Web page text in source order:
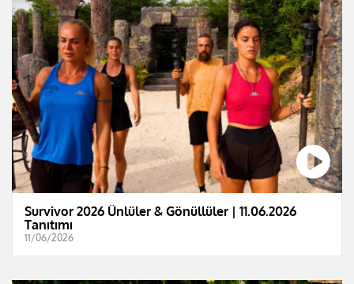
Survivor 2026 Ünlüler & Gönüllüler | 11.06.2026
Tanıtımı
11/06/2026